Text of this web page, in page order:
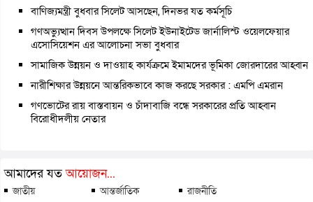
বাণিজ্যমন্ত্রী বুধবার সিলেট আসছেন, দিনভর যত কর্মসূচি
গণঅভ্যুত্থান দিবস উপলক্ষে সিলেট ইউনাইটেড জার্নালিস্ট ওয়েলফেয়ার
এসোসিয়েশন এর আলোচনা সভা বুধবার
সামাজিক উন্নয়ন ও দাওয়াহ কার্যক্রমে ইমামদের ভূমিকা জোরদারের আহ্বান
নারীশিক্ষার উন্নয়নে আন্তরিকভাবে কাজ করছে সরকার : এমপি এমরান
গণভোটের রায় বাস্তবায়ন ও চাঁদাবাজি বন্ধে সরকারের প্রতি আহ্বান
বিরোধীদলীয় নেতার
আমাদের যতআয়োজন...
জাতীয় আন্তর্জাতিক
রাজনীতি